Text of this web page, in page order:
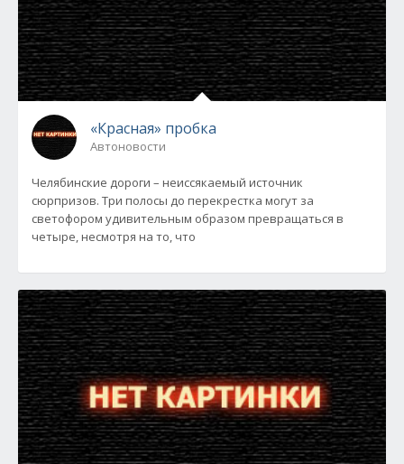
«Красная» пробка
Автоновости
Челябинские дороги – неиссякаемый источник
сюрпризов. Три полосы до перекрестка могут за
светофором удивительным образом превращаться в
четыре, несмотря на то, что